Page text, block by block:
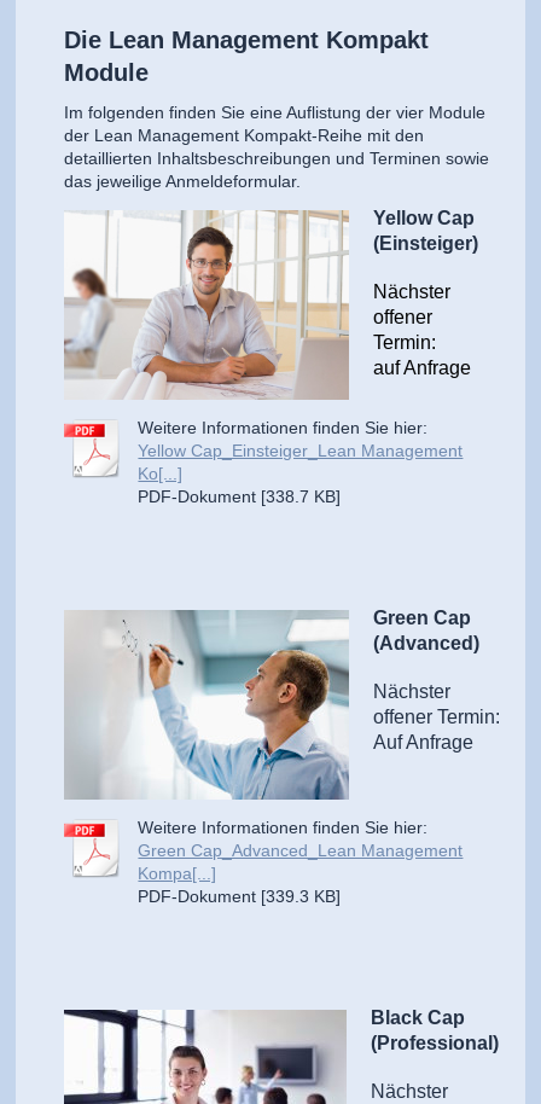
Die Lean Management Kompakt
Module
Imfolgenden finden Sie eine Auflistung der vier Module
der Lean Management Kompakt-Reihe mit den
detaillierten Inhaltsbeschreibungen und Terminen sowie
das jeweilige Anmeldeformular.
Yellow Cap
(Einsteiger)
Nächster
offener
Termin:
auf Anfrage
Weitere Informationen finden Sie hier:
Yellow Cap_Einsteiger_Lean Management
Ko[...]
PDF-Dokument [338.7 KB]
Green Cap
(Advanced)
Nächster
offener Termin:
Auf Anfrage
Weitere Informationen finden Sie hier:
Green Cap_Advanced_Lean Management
Kompa[...]
PDF-Dokument [339.3 KB]
Black Cap
(Professional)
Nächster